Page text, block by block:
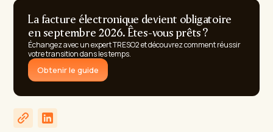
La facture électronique devient obligatoire
en septembre 2026. Êtes-vous prêts ?
Échangez avec un expert TRESO2 et découvrez comment réussir
votre transition dans les temps.
Obtenir le guide